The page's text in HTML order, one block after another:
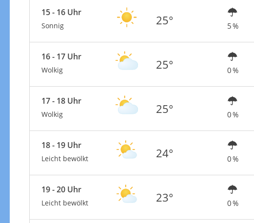
15 - 16 Uhr
Sonnig 25° 5 %
16 - 17 Uhr
Wolkig 25° 0 %
17 - 18 Uhr
Wolkig 25° 0 %
18 - 19 Uhr
Leicht bewölkt 24° 0 %
19 - 20 Uhr
Leicht bewölkt 23° 0 %